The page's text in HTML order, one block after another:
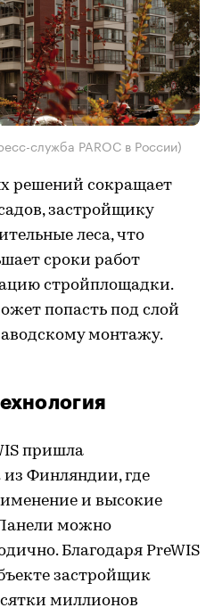
служба PAROC в России)
решений сокращает
застройщику
леса, что
сроки работ
стройплощадки.
попасть под слой
монтажу.
пришла
Финляндии, где
и высокие
можно
Благодаря PreWIS
застройщик
миллионов